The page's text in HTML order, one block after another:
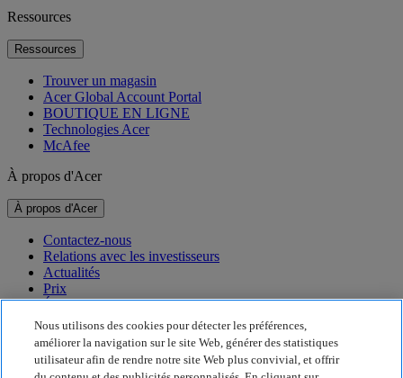
Ressources
Ressources
Trouver un magasin
Acer Global Account Portal
BOUTIQUE EN LIGNE
Technologies Acer
McAfee
À propos d'Acer
À propos d'Acer
Contactez-nous
Relations avec les investisseurs
Actualités
Prix
Événements
Développement durable
Développement durable
Nous utilisons des cookies pour détecter les préférences,
améliorer la navigation sur le site Web, générer des statistiques
utilisateur afin de rendre notre site Web plus convivial, et offrir